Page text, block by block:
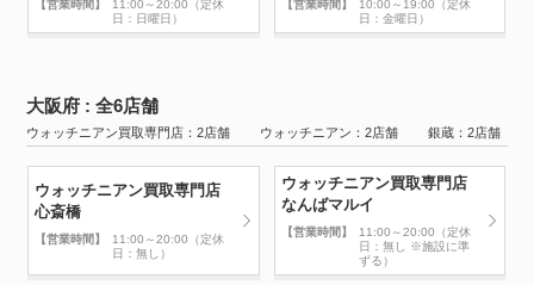
【営業時間】
11:00～20:00（定休
日：日曜日）
【営業時間】
10:00～19:00（定休
日：金曜日）
大阪府 : 全6店舗
ウォッチニアン買取専門店：2店舗 ウォッチニアン：2店舗 銀蔵：2店舗
ウォッチニアン買取専門店
心斎橋
【営業時間】
11:00～20:00（定休
日：無し）
ウォッチニアン買取専門店
なんばマルイ
【営業時間】
11:00～20:00（定休
日：無し ※施設に準
ずる）